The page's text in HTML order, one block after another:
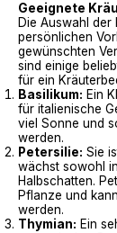
Geeignete
Die Auswahl
persönlichen
gewünschten
sind einige
für ein
Basilikum: Ein
für italienische
viel Sonne und
werden.
Petersilie: Sie
wächst sowohl
Halbschatten.
Pflanze und
werden.
Thymian: Ein